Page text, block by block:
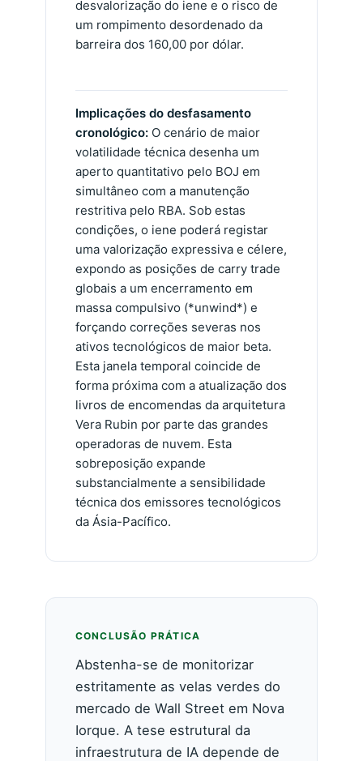
desvalorização do iene e o risco de
um rompimento desordenado da
barreira dos 160,00 por dólar.
Implicações do desfasamento
cronológico:O cenário de maior
volatilidade técnica desenha um
aperto quantitativo pelo BOJ em
simultâneo com a manutenção
restritiva pelo RBA. Sob estas
condições, o iene poderá registar
uma valorização expressiva e célere,
expondo as posições de carry trade
globais a um encerramento em
massa compulsivo (*unwind*) e
forçando correções severas nos
ativos tecnológicos de maior beta.
Esta janela temporal coincide de
forma próxima com a atualização dos
livros de encomendas da arquitetura
Vera Rubin por parte das grandes
operadoras de nuvem. Esta
sobreposição expande
substancialmente a sensibilidade
técnica dos emissores tecnológicos
da Ásia-Pacífico.
CONCLUSÃO PRÁTICA
Abstenha-se de monitorizar
estritamente as velas verdes do
mercado de Wall Street em Nova
Iorque. A tese estrutural da
infraestrutura de IA depende de